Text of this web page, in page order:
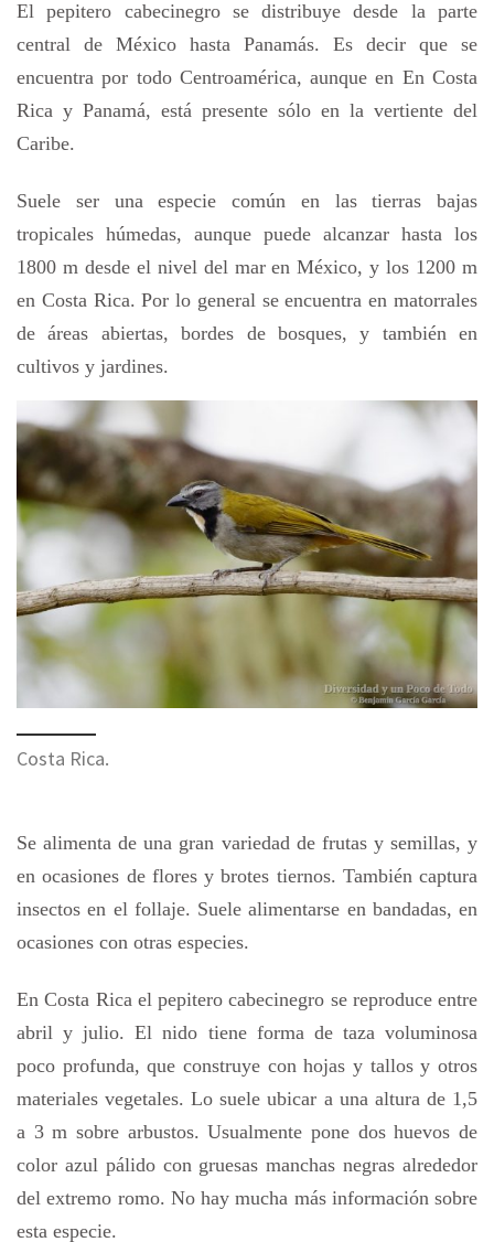
El pepitero cabecinegro se distribuye desde la parte
central de México hasta Panamás. Es decir que se
encuentra por todo Centroamérica, aunque en En Costa
Rica y Panamá, está presente sólo en la vertiente del
Caribe.
Suele ser una especie común en las tierras bajas
tropicales húmedas, aunque puede alcanzar hasta los
1800 m desde el nivel del mar en México, y los 1200 m
en Costa Rica. Por lo general se encuentra en matorrales
de áreas abiertas, bordes de bosques, y también en
cultivos y jardines.
Costa Rica.
Se alimenta de una gran variedad de frutas y semillas, y
en ocasiones de flores y brotes tiernos. También captura
insectos en el follaje. Suele alimentarse en bandadas, en
ocasiones con otras especies.
En Costa Rica el pepitero cabecinegro se reproduce entre
abril y julio. El nido tiene forma de taza voluminosa
poco profunda, que construye con hojas y tallos y otros
materiales vegetales. Lo suele ubicar a una altura de 1,5
a 3 m sobre arbustos. Usualmente pone dos huevos de
color azul pálido con gruesas manchas negras alrededor
del extremo romo. No hay mucha más información sobre
esta especie.